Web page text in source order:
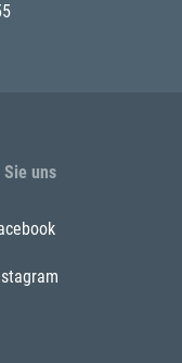
Sie uns